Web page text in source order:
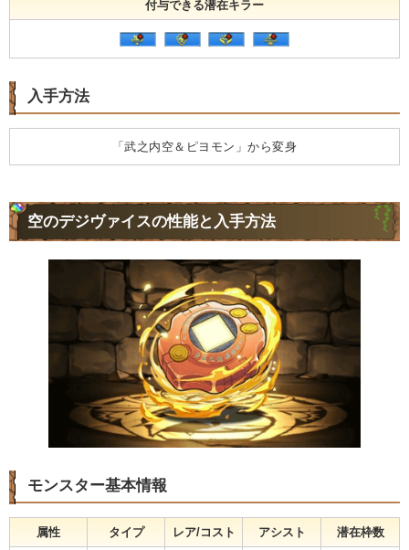
付与できる潜在キラー
入手方法
「武之内空＆ピヨモン」から変身
空のデジヴァイスの性能と入手方法
モンスター基本情報
属性 タイプ レア/コスト アシスト 潜在枠数